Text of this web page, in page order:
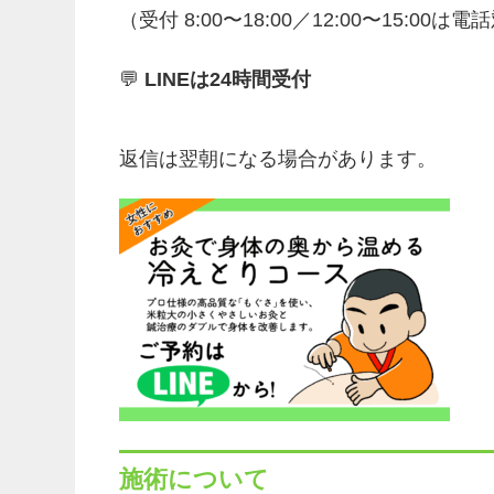
（受付 8:00〜18:00／12:00〜15:00は電話
💬 LINEは24時間受付
返信は翌朝になる場合があります。
施術について